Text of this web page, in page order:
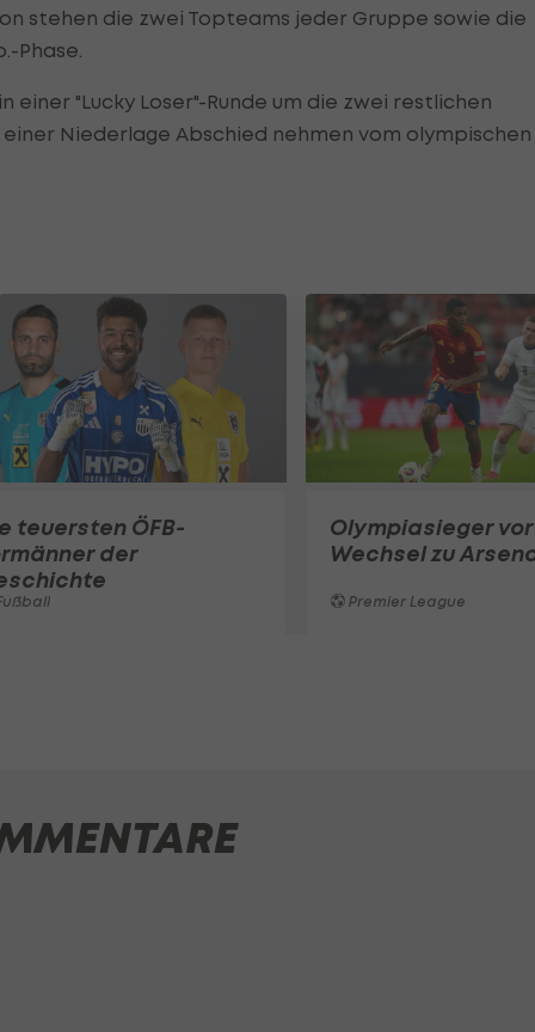
stehen die zwei Topteams jeder Gruppe sowie die
Phase.
"Lucky Loser"-Runde um die zwei restlichen
Niederlage Abschied nehmen vom olympischen
teuersten ÖFB-
der
Olympiasieger vor
Wechsel zu
Premier League